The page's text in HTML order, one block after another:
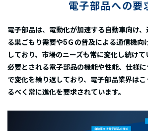
企業情報
ニュース
お問い合わせ
Language
電子部品への要
電子部品は、電動化が加速する自動車向け
る巣ごもり需要や5Ｇの普及による通信機向
しており、市場のニーズも常に変化し続けて
必要とされる電子部品の機能や性能、仕様
で変化を繰り返しており、電子部品業界は
るべく常に進化を要求されています。